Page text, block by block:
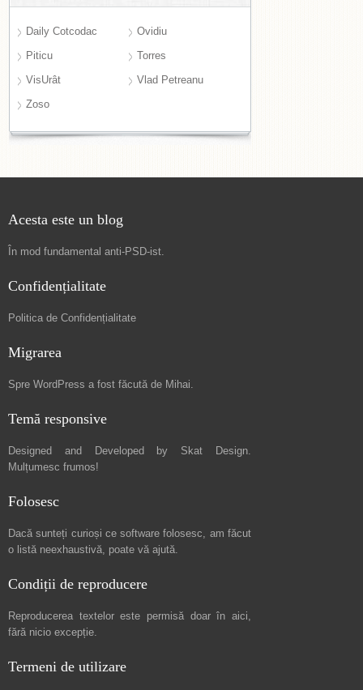
Daily Cotcodac
Ovidiu
Piticu
Torres
VisUrât
Vlad Petreanu
Zoso
Acesta este un blog
În mod fundamental anti-PSD-ist.
Confidențialitate
Politica de Confidențialitate
Migrarea
Spre WordPress a fost făcută de Mihai.
Temă responsive
Designed and Developed by Skat Design.
Mulțumesc frumos!
Folosesc
Dacă sunteți curioși ce software folosesc, am făcut
o listă neexhaustivă, poate vă ajută.
Condiții de reproducere
Reproducerea textelor este permisă doar în aici,
fără nicio excepție.
Termeni de utilizare